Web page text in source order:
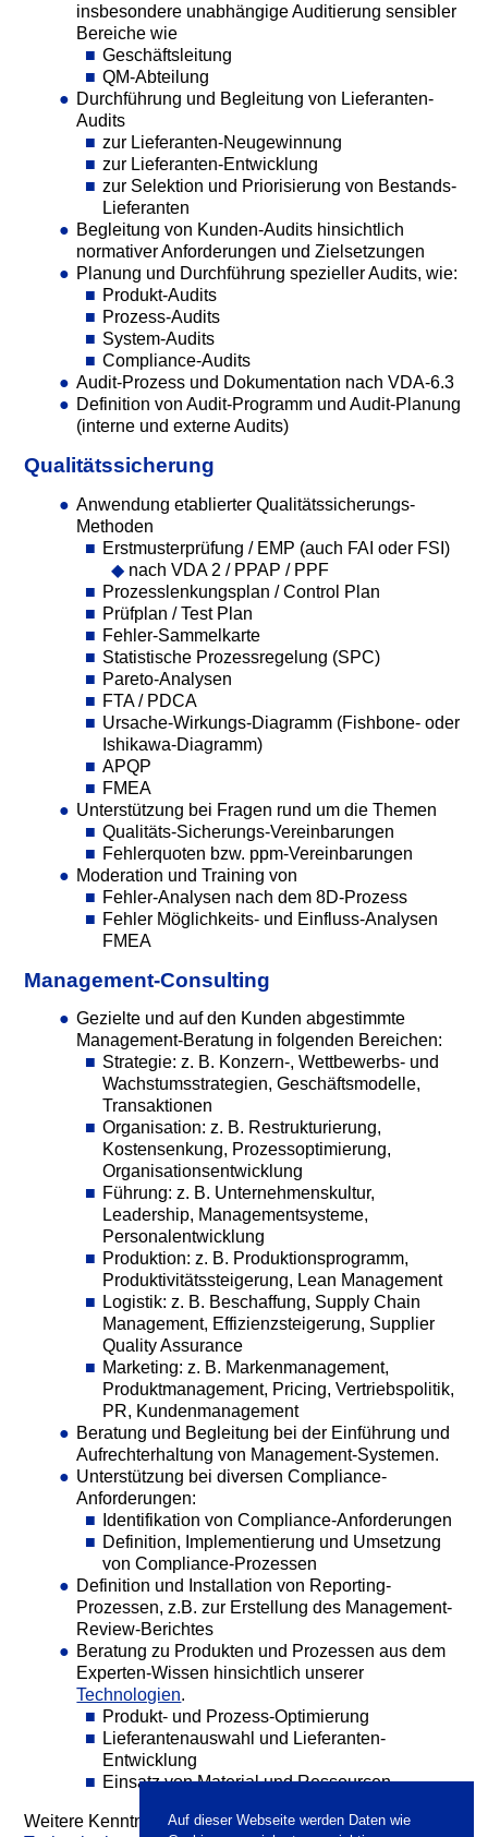
Auf dieser Webseite werden Daten wie
insbesondere unabhängige Auditierung sensibler
Bereiche wie
Geschäftsleitung
QM-Abteilung
Durchführung und Begleitung von Lieferanten-
Audits
zur Lieferanten-Neugewinnung
zur Lieferanten-Entwicklung
zur Selektion und Priorisierung von Bestands-
Lieferanten
Begleitung von Kunden-Audits hinsichtlich
normativer Anforderungen und Zielsetzungen
Planung und Durchführung spezieller Audits, wie:
Produkt-Audits
Prozess-Audits
System-Audits
Compliance-Audits
Audit-Prozess und Dokumentation nach VDA-6.3
Definition von Audit-Programm und Audit-Planung
(interne und externe Audits)
Qualitätssicherung
Anwendung etablierter Qualitätssicherungs-
Methoden
Erstmusterprüfung / EMP (auch FAI oder FSI)
nach VDA 2 / PPAP / PPF
Prozesslenkungsplan / Control Plan
Prüfplan / Test Plan
Fehler-Sammelkarte
Statistische Prozessregelung (SPC)
Pareto-Analysen
FTA / PDCA
Ursache-Wirkungs-Diagramm (Fishbone- oder
Ishikawa-Diagramm)
APQP
FMEA
Unterstützung bei Fragen rund um die Themen
Qualitäts-Sicherungs-Vereinbarungen
Fehlerquoten bzw. ppm-Vereinbarungen
Moderation und Training von
Fehler-Analysen nach dem 8D-Prozess
Fehler Möglichkeits- und Einfluss-Analysen
FMEA
Management-Consulting
Gezielte und auf den Kunden abgestimmte
Management-Beratung in folgenden Bereichen:
Strategie: z. B. Konzern-, Wettbewerbs- und
Wachstumsstrategien, Geschäftsmodelle,
Transaktionen
Organisation: z. B. Restrukturierung,
Kostensenkung, Prozessoptimierung,
Organisationsentwicklung
Führung: z. B. Unternehmenskultur,
Leadership, Managementsysteme,
Personalentwicklung
Produktion: z. B. Produktionsprogramm,
Produktivitätssteigerung, Lean Management
Logistik: z. B. Beschaffung, Supply Chain
Management, Effizienzsteigerung, Supplier
Quality Assurance
Marketing: z. B. Markenmanagement,
Produktmanagement, Pricing, Vertriebspolitik,
PR, Kundenmanagement
Beratung und Begleitung bei der Einführung und
Aufrechterhaltung von Management-Systemen.
Unterstützung bei diversen Compliance-
Anforderungen:
Identifikation von Compliance-Anforderungen
Definition, Implementierung und Umsetzung
von Compliance-Prozessen
Definition und Installation von Reporting-
Prozessen, z.B. zur Erstellung des Management-
Review-Berichtes
Beratung zu Produkten und Prozessen aus dem
Experten-Wissen hinsichtlich unserer
Technologien.
Produkt- und Prozess-Optimierung
Lieferantenauswahl und Lieferanten-
Entwicklung
Einsatz von Material und Ressourcen
Weitere Kenntnisse finden Sie unter unseren